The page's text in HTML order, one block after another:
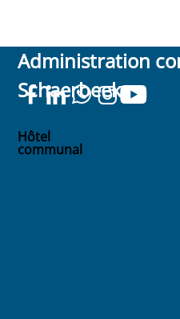
Administration
Schaerbeek
Hôtel
communal